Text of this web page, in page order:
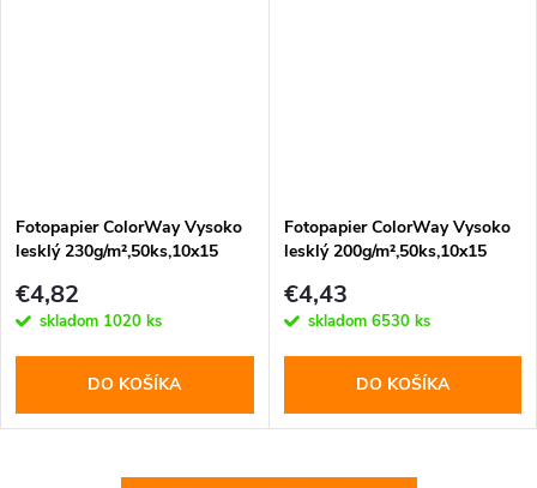
Fotopapier ColorWay Vysoko
lesklý 230g/m²,50ks,10x15
€4,82
skladom 1020 ks
DO KOŠÍKA
Fotopapier ColorWay Vysoko
lesklý 200g/m²,50ks,10x15
€4,43
skladom 6530 ks
DO KOŠÍKA